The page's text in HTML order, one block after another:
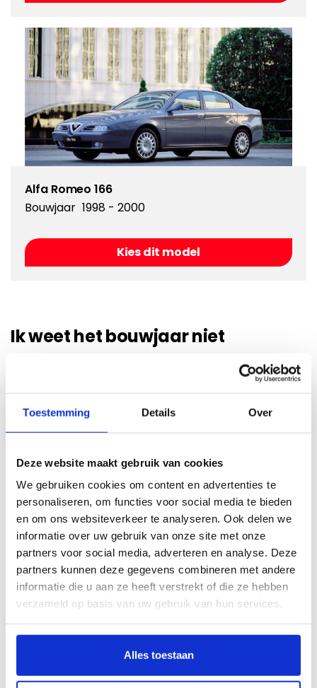
Toestemming Details Over
Deze website maakt gebruik van cookies
We gebruiken cookies om content en advertenties te
personaliseren, om functies voor social media te bieden
en om ons websiteverkeer te analyseren. Ook delen we
informatie over uw gebruik van onze site met onze
partners voor social media, adverteren en analyse. Deze
partners kunnen deze gegevens combineren met andere
informatie die u aan ze heeft verstrekt of die ze hebben
verzameld op basis van uw gebruik van hun services.
Alles toestaan
Alfa Romeo 166
Bouwjaar 1998 - 2000
Kies dit model
Ik weet het bouwjaar niet
Als u het bouwjaar niet weet van uw auto kunt u hier
Bel:085 273 48 25 (lokaal tarief)